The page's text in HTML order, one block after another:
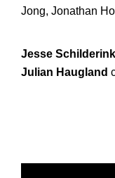
Jong, Jonathan
Jesse Schilderink
Julian Haugland